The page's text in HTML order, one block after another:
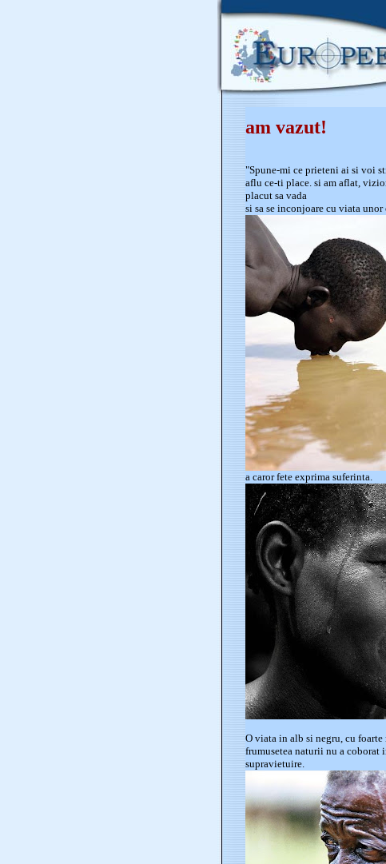
am vazut!
"Spune-mi ce prieteni ai si voi
aflu ce-ti place. si am aflat,
placut sa vada
si sa se inconjoare cu viata unor
a caror fete exprima suferinta.
O viata in alb si negru, cu
frumusetea naturii nu a
supravietuire.